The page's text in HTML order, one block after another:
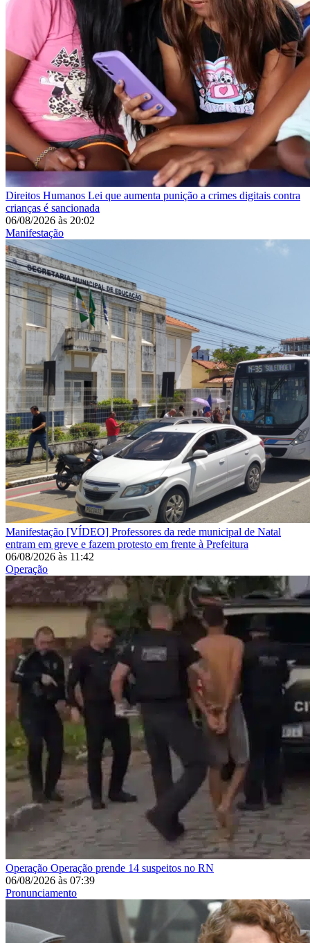
Direitos Humanos Lei que aumenta punição a crimes digitais contra
crianças é sancionada
06/08/2026 às 20:02
Manifestação
Manifestação [VÍDEO] Professores da rede municipal de Natal
entram em greve e fazem protesto em frente à Prefeitura
06/08/2026 às 11:42
Operação
Operação Operação prende 14 suspeitos no RN
06/08/2026 às 07:39
Pronunciamento